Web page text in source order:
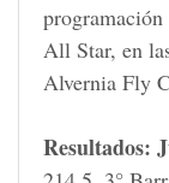
All Star, en
Alvernia Fly
Resultados: